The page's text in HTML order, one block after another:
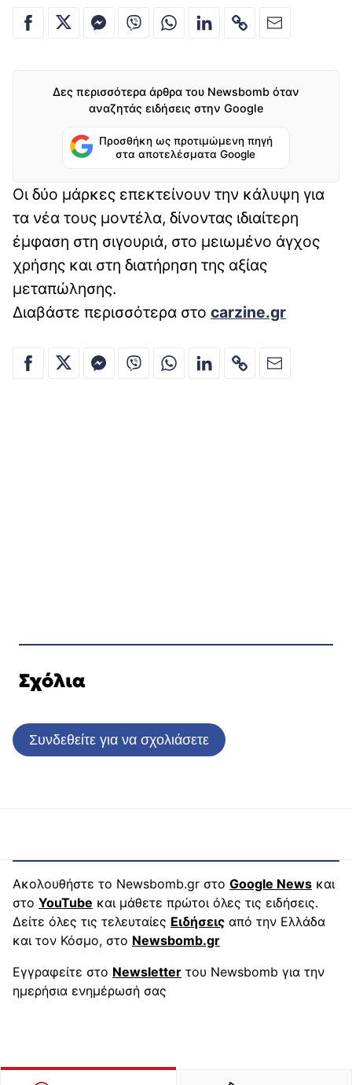
Δες περισσότερα άρθρα του Newsbomb όταν
αναζητάς ειδήσεις στην Google
Προσθήκη ως προτιμώμενη πηγή
στα αποτελέσματα Google
Οι δύο μάρκες επεκτείνουν την κάλυψη για
τα νέα τους μοντέλα, δίνοντας ιδιαίτερη
έμφαση στη σιγουριά, στο μειωμένο άγχος
χρήσης και στη διατήρηση της αξίας
μεταπώλησης.
Διαβάστε περισσότερα στο carzine.gr
Σχόλια
Συνδεθείτε για να σχολιάσετε
Ακολουθήστε το Newsbomb.gr στο Google News και
στο YouTube και μάθετε πρώτοι όλες τις ειδήσεις.
Δείτε όλες τις τελευταίες Ειδήσεις από την Ελλάδα
και τον Κόσμο, στο Newsbomb.gr
Εγγραφείτε στο Newsletter του Newsbomb για την
ημερήσια ενημέρωσή σας